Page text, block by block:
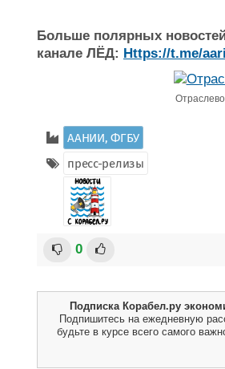
Больше полярных
канале ЛЁД: Https://t.me/
ААНИИ, ФГБУ
пресс-релизы
0
Подписка Корабел.ру
Подпишитесь на ежедневную
будьте в курсе всего самого